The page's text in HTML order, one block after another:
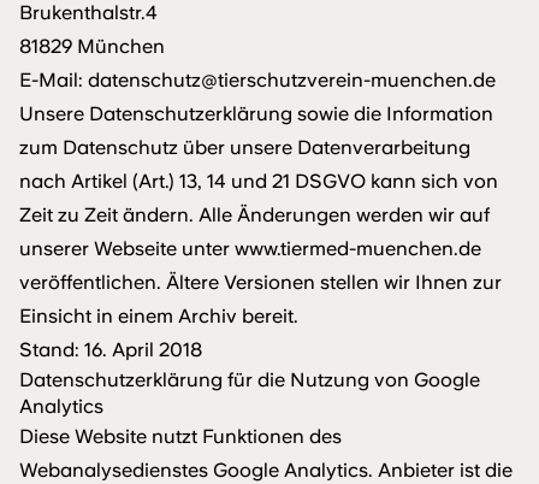
Brukenthalstr.4
81829 München
E-Mail: datenschutz@tierschutzverein-muenchen.de
Unsere Datenschutzerklärung sowie die Information
zum Datenschutz über unsere Datenverarbeitung
nach Artikel (Art.) 13, 14 und 21 DSGVO kann sich von
Zeit zu Zeit ändern. Alle Änderungen werden wir auf
unserer Webseite unter www.tiermed-muenchen.de
veröffentlichen. Ältere Versionen stellen wir Ihnen zur
Einsicht in einem Archiv bereit.
Stand: 16. April 2018
Datenschutzerklärung für die Nutzung von Google
Analytics
Diese Website nutzt Funktionen des
Webanalysedienstes Google Analytics. Anbieter ist die